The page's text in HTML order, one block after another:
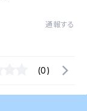
通報する
(0)